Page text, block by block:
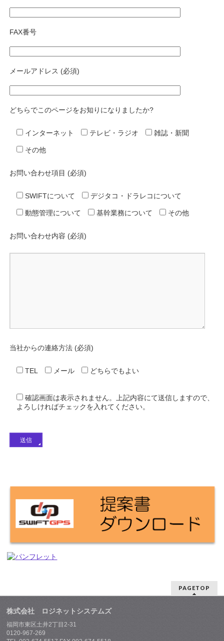
FAX番号
メールアドレス (必須)
どちらでこのページをお知りになりましたか?
インターネット テレビ・ラジオ 雑誌・新聞
その他
お問い合わせ項目 (必須)
SWIFTについて デジタコ・ドラレコについて
動態管理について 基幹業務について その他
お問い合わせ内容 (必須)
当社からの連絡方法 (必須)
TEL メール どちらでもよい
確認画面は表示されません。上記内容にて送信しますので、
よろしければチェックを入れてください。
PAGETOP
株式会社 ロジネットシステムズ
福岡市東区土井2丁目2-31
0120-967-269